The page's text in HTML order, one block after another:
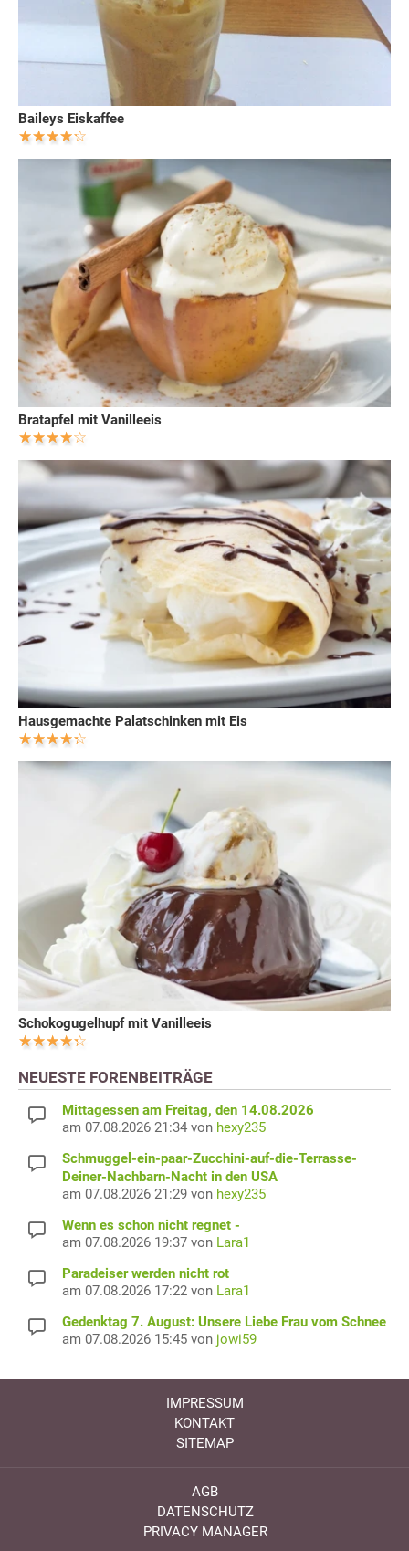
Baileys Eiskaffee
Bratapfel mit Vanilleeis
Hausgemachte Palatschinken mit Eis
Schokogugelhupf mit Vanilleeis
NEUESTE FORENBEITRÄGE
Mittagessen am Freitag, den 14.08.2026
am 07.08.2026 21:34 von hexy235
Schmuggel-ein-paar-Zucchini-auf-die-Terrasse-
Deiner-Nachbarn-Nacht in den USA
am 07.08.2026 21:29 von hexy235
Wenn es schon nicht regnet -
am 07.08.2026 19:37 von Lara1
Paradeiser werden nicht rot
am 07.08.2026 17:22 von Lara1
Gedenktag 7. August: Unsere Liebe Frau vom Schnee
am 07.08.2026 15:45 von jowi59
IMPRESSUM
KONTAKT
SITEMAP
AGB
DATENSCHUTZ
PRIVACY MANAGER